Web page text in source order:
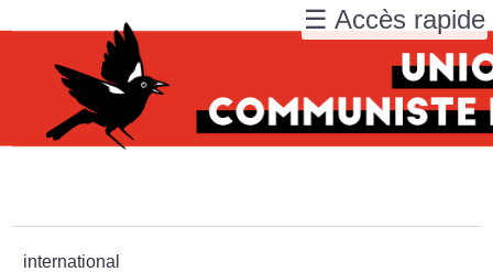
international
☰ Accès rapide